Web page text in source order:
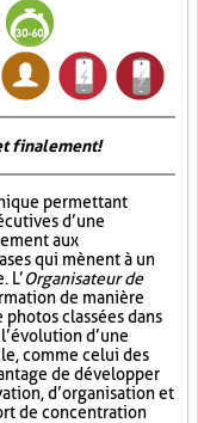
finalement!
permettant
d’une
aux
qui mènent à un
L’Organisateur de
de manière
classées dans
d’une
comme celui des
de développer
d’organisation et
de concentration